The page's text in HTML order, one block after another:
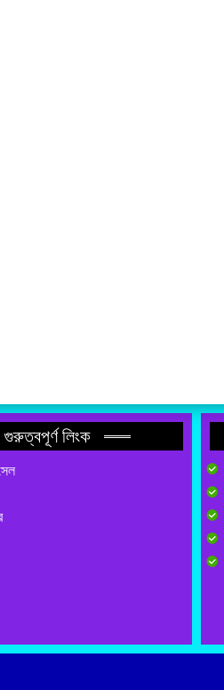
গুরুত্বপূর্ণ লিংক